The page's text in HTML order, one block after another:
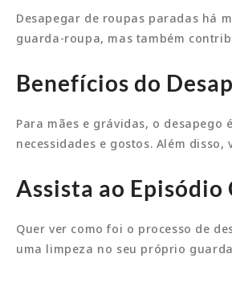
Desapegar de roupas paradas há
guarda-roupa, mas também
Benefícios do
Para mães e grávidas, o desapego
necessidades e gostos. Além
Assista ao Episódio
Quer ver como foi o processo de
uma limpeza no seu próprio